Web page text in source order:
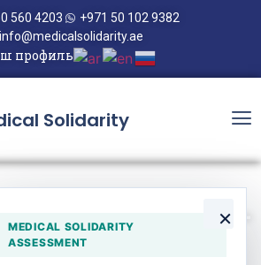
560 4203
+971 50 102 9382
info@medicalsolidarity.ae
профиль
Solidarity
×
MEDICAL SOLIDARITY
ASSESSMENT
DENTAL CLINIC —
FARWANIYA